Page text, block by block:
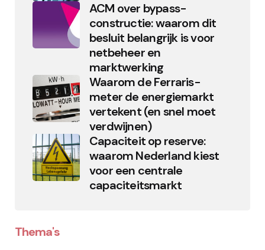
ACM over bypass-
constructie: waarom dit
besluit belangrijk is voor
netbeheer en
marktwerking
Waarom de Ferraris-
meter de energiemarkt
vertekent (en snel moet
verdwijnen)
Capaciteit op reserve:
waarom Nederland kiest
voor een centrale
capaciteitsmarkt
Thema's